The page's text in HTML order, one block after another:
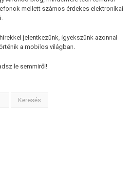
mellett számos érdekes elektronikai
jelentkezünk, igyekszünk azonnal
a mobilos világban.
le semmiről!